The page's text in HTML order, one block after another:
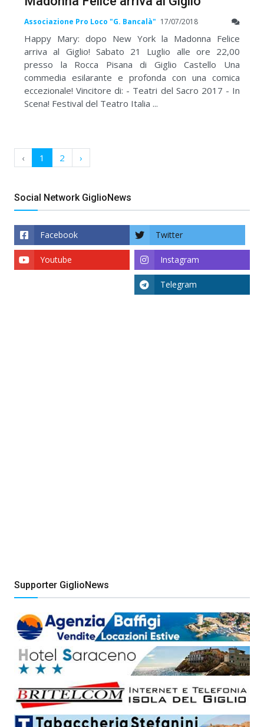
Associazione Pro Loco "G. Bancalà" 17/07/2018
Happy Mary: dopo New York la Madonna Felice
arriva al Giglio! Sabato 21 Luglio alle ore 22,00
presso la Rocca Pisana di Giglio Castello Una
commedia esilarante e profonda con una comica
eccezionale! Vincitore di: - Teatri del Sacro 2017 - In
Scena! Festival del Teatro Italia ...
‹ 1 2 ›
Social Network GiglioNews
Facebook Twitter
Instagram
Youtube
Telegram
Supporter GiglioNews